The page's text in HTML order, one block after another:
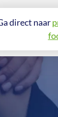
direct naar
heup